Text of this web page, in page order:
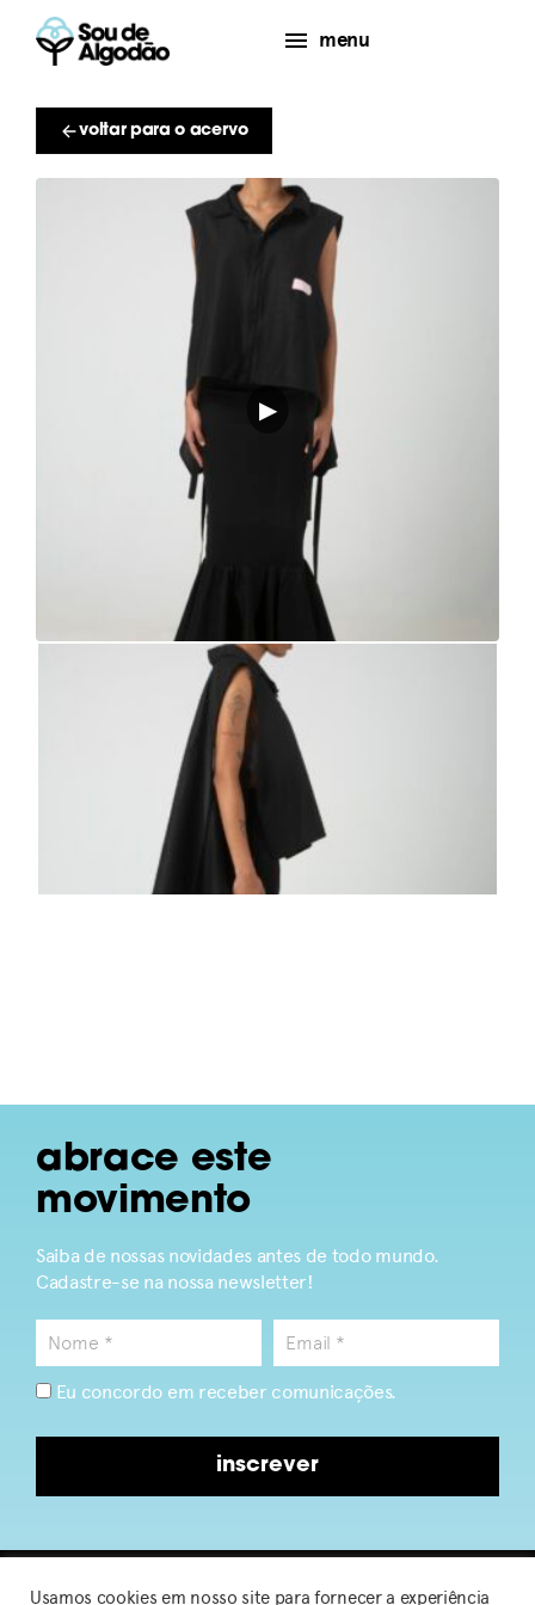
menu
voltar para o acervo
▶
abrace este
movimento
Saiba de nossas novidades antes de todo mundo.
Cadastre-se na nossa newsletter!
Eu concordo em receber comunicações.
inscrever
Usamos cookies em nosso site para fornecer a experiência